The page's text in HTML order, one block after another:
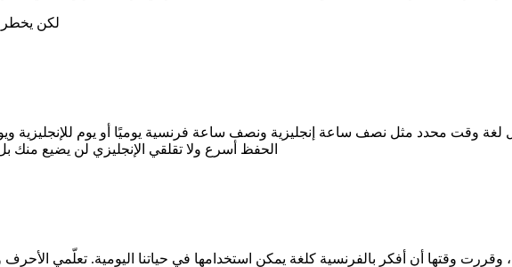
لكن يخطر
وقت محدد مثل نصف ساعة إنجليزية ونصف ساعة فرنسية يوميًا أو يوم للإنجليزية
الحفظ أسرع ولا تقلقي الإنجليزي لن يضيع منك
وقررت وقتها أن أفكر بالفرنسية كلغة يمكن استخدامها في حياتنا اليومية. تعلّمي